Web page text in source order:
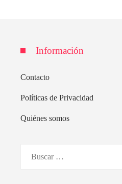
Información
Contacto
Políticas de Privacidad
Quiénes somos